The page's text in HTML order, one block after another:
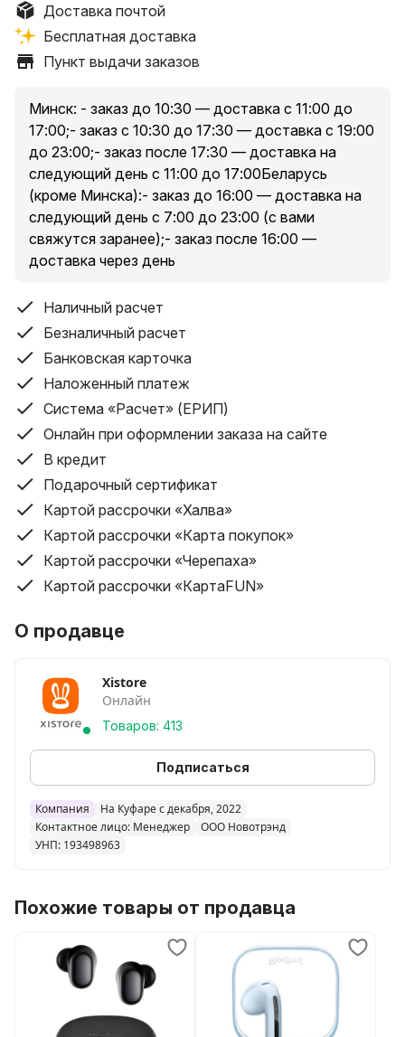
Доставка почтой
Бесплатная доставка
Пункт выдачи заказов
Минск: - заказ до 10:30 — доставка с 11:00 до
17:00;- заказ с 10:30 до 17:30 — доставка с 19:00
до 23:00;- заказ после 17:30 — доставка на
следующий день с 11:00 до 17:00Беларусь
(кроме Минска):- заказ до 16:00 — доставка на
следующий день с 7:00 до 23:00 (с вами
свяжутся заранее);- заказ после 16:00 —
доставка через день
Наличный расчет
Безналичный расчет
Банковская карточка
Наложенный платеж
Система «Расчет» (ЕРИП)
Онлайн при оформлении заказа на сайте
В кредит
Подарочный сертификат
Картой рассрочки «Халва»
Картой рассрочки «Карта покупок»
Картой рассрочки «Черепаха»
Картой рассрочки «КартаFUN»
О продавце
Xistore
Онлайн
Товаров: 413
Подписаться
Компания
На Куфаре с декабря, 2022
Контактное лицо: Менеджер
ООО Новотрэнд
УНП: 193498963
Похожие товары от продавца